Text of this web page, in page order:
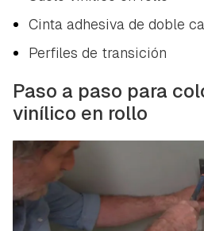
Cinta adhesiva de doble
Perfiles de transición
Paso a paso para
vinílico en rollo